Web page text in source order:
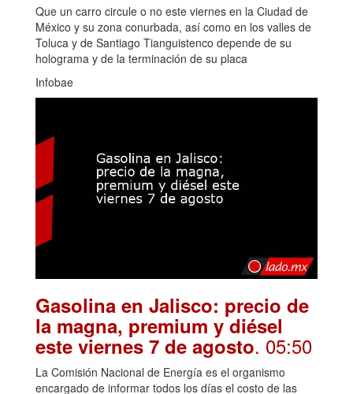
Que un carro circule o no este viernes en la Ciudad de
México y su zona conurbada, así como en los valles de
Toluca y de Santiago Tianguistenco depende de su
holograma y de la terminación de su placa
Infobae
Gasolina en Jalisco: precio de
la magna, premium y diésel
este viernes 7 de agosto. 05:50
La Comisión Nacional de Energía es el organismo
encargado de informar todos los días el costo de las